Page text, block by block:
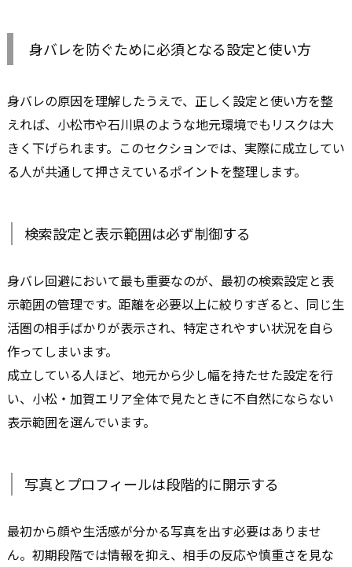
身バレを防ぐために必須となる設定と使い方
身バレの原因を理解したうえで、正しく設定と使い方を整
えれば、小松市や石川県のような地元環境でもリスクは大
きく下げられます。このセクションでは、実際に成立してい
る人が共通して押さえているポイントを整理します。
検索設定と表示範囲は必ず制御する
身バレ回避において最も重要なのが、最初の検索設定と表
示範囲の管理です。距離を必要以上に絞りすぎると、同じ生
活圏の相手ばかりが表示され、特定されやすい状況を自ら
作ってしまいます。
成立している人ほど、地元から少し幅を持たせた設定を行
い、小松・加賀エリア全体で見たときに不自然にならない
表示範囲を選んでいます。
写真とプロフィールは段階的に開示する
最初から顔や生活感が分かる写真を出す必要はありませ
ん。初期段階では情報を抑え、相手の反応や慎重さを見な